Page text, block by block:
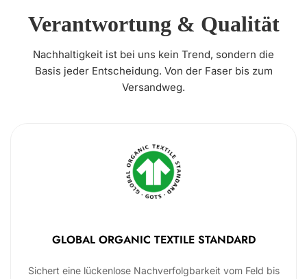
Verantwortung & Qualität
Nachhaltigkeit ist bei uns kein Trend, sondern die
Basis jeder Entscheidung. Von der Faser bis zum
Versandweg.
GLOBAL ORGANIC TEXTILE STANDARD
Sichert eine lückenlose Nachverfolgbarkeit vom Feld bis